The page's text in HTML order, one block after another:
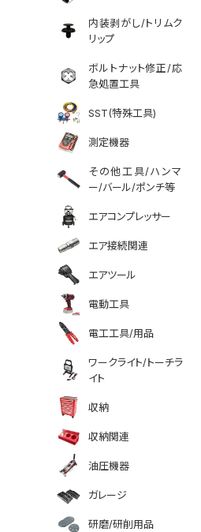
内装剥がし/トリムク
リップ
ボルトナット修正/応
急処置工具
SST(特殊工具)
測定機器
その他工具/ハンマ
ー/バール/ポンチ等
エアコンプレッサー
エア接続関連
エアツール
電動工具
電工工具/用品
ワークライト/トーチラ
イト
収納
収納関連
油圧機器
ガレージ
研磨/研削用品
facebook
line